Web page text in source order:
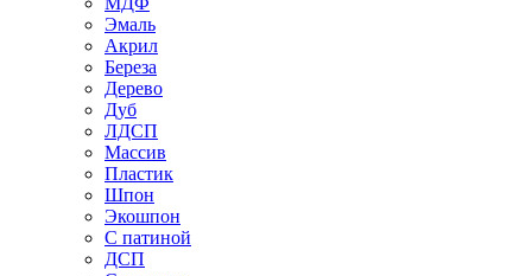
Эмаль
Акрил
Береза
Дерево
Дуб
ЛДСП
Массив
Пластик
Шпон
Экошпон
С патиной
ДСП